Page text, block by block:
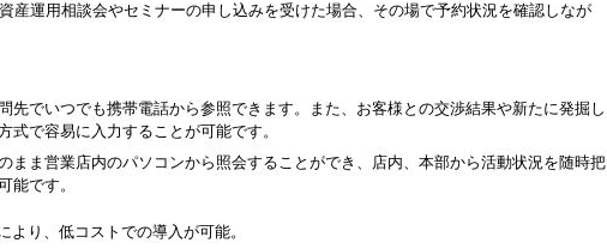
産運用相談会やセミナーの申し込みを受けた場合、その場で予約状況を確認しなが
先でいつでも携帯電話から参照できます。また、お客様との交渉結果や新たに発掘し
式で容易に入力することが可能です。
まま営業店内のパソコンから照会することができ、店内、本部から活動状況を随時把
能です。
より、低コストでの導入が可能。